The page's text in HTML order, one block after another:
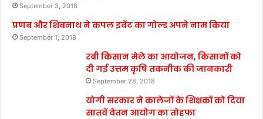
September 3, 2018
प्रणब और शिबनाथ ने कपल इवेंट का गोल्ड अपने नाम किया
September 1, 2018
रबी किसान मेले का आयोजन, किसानों को
दी गई उत्तम कृषि तकनीक की जानकारी
September 28, 2018
योगी सरकार ने कालेजों के शिक्षकों को दिया
सातवें वेतन आयोग का तोहफा